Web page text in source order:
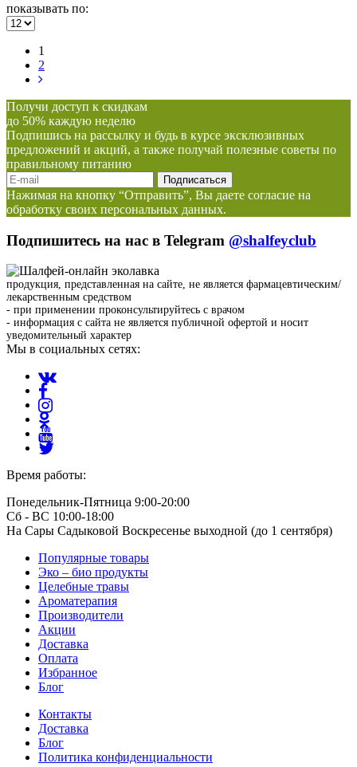
показывать по:
1
2
Получи доступ к скидкам
до 50% каждую неделю
Подпишись на рассылку и будь в курсе эксклюзивных
предложений и акций, а также получай полезные советы по
правильному питанию
Нажимая на кнопку “Отправить”, Вы даете согласие на
обработку своих персональных данных.
Подпишитесь на нас в Telegram @shalfeyclub
продукция, представленная на сайте, не является фармацевтическим/
лекарственным средством
- при применении проконсультируйтесь с врачом
- информация с сайта не является публичной офертой и носит
уведомительный характер
Мы в социальных сетях:
Время работы:
Понедельник-Пятница 9:00-20:00
Сб - ВС 10:00-18:00
На Сары Садыковой Воскресенье выходной (до 1 сентября)
Популярные товары
Эко – био продукты
Целебные травы
Ароматерапия
Производители
Акции
Доставка
Оплата
Избранное
Блог
Контакты
Доставка
Блог
Политика конфиденциальности